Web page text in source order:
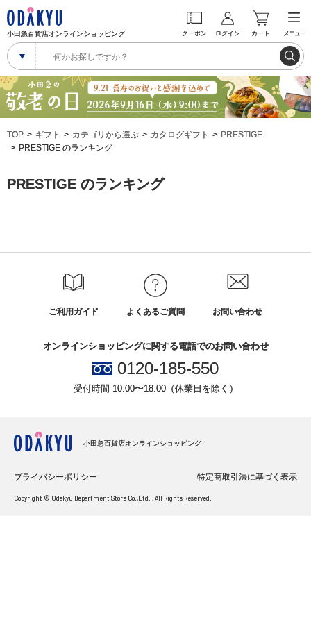
小田急百貨店オンラインショッピング クーポン ログイン カート メニュー
TOP ギフト カテゴリから選ぶ カタログギフト
PRESTIGE
PRESTIGE のランキング
PRESTIGE のランキング
ご利用ガイド よくあるご質問 お問い合わせ
オンラインショッピングに関する電話でのお問い合わせ
0120-185-550
受付時間 10:00〜18:00（休業日を除く）
小田急百貨店オンラインショッピング
プライバシーポリシー 特定商取引法に基づく表示
Copyright © Odakyu Department Store Co.,Ltd. , All Rights Reserved.